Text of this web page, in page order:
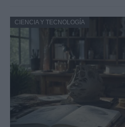
CIENCIA Y TECNOLOGÍA